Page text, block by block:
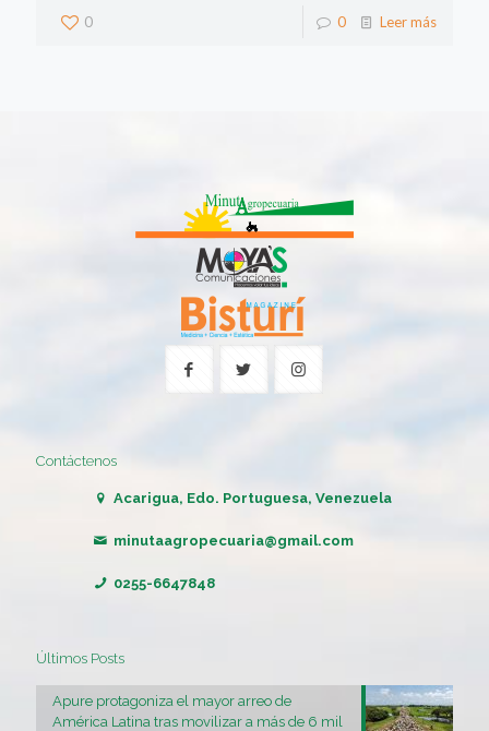
0 0 Leer más
Contáctenos
Acarigua, Edo. Portuguesa, Venezuela
minutaagropecuaria@gmail.com
0255-6647848
Últimos Posts
Apure protagoniza el mayor arreo de
América Latina tras movilizar a más de 6 mil